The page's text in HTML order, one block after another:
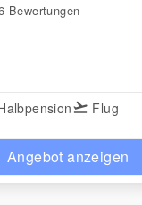
Bewertungen
flight_takeoff Flug
Angebot anzeigen